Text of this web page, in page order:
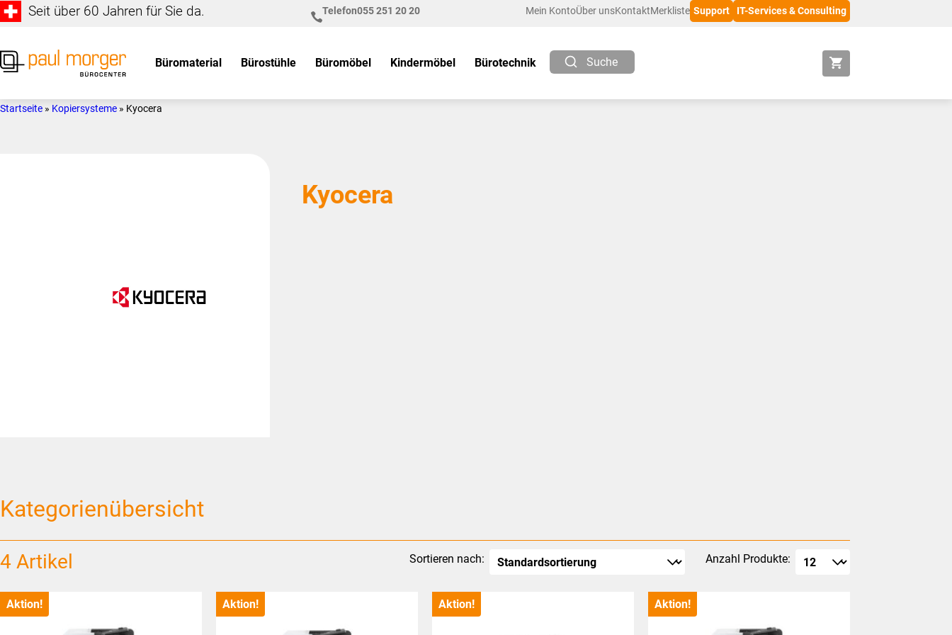
Zur
springen
Skip
main
Seit über 60 Jahren für Sie da. Telefon055 251 20 20 Mein KontoÜber unsKontaktMerkliste Support IT-Services & Consulting
Morger
individuell
Büromaterial Bürostühle Büromöbel Kindermöbel Bürotechnik Suche
Startseite » Kopiersysteme » Kyocera
Kyocera
Kategorienübersicht
4 Artikel Sortieren nach: Anzahl Produkte:
Aktion! Aktion! Aktion! Aktion!